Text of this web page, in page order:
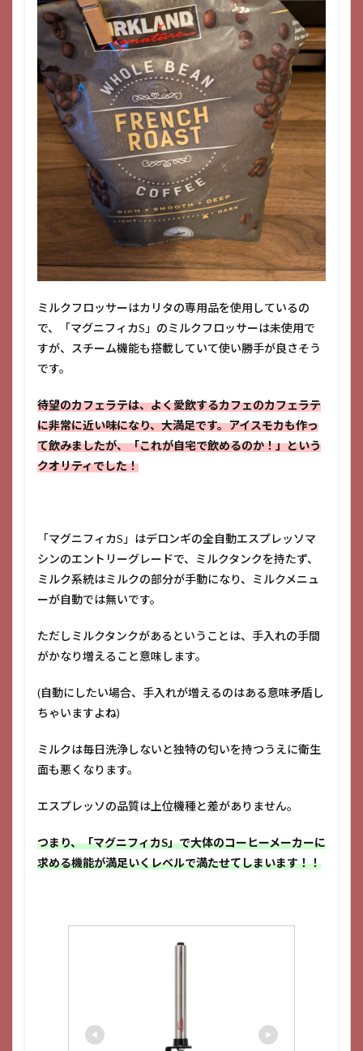
ミルクフロッサーはカリタの専用品を使用しているの
で、「マグニフィカS」のミルクフロッサーは未使用で
すが、スチーム機能も搭載していて使い勝手が良さそう
です。
待望のカフェラテは、よく愛飲するカフェのカフェラテ
に非常に近い味になり、大満足です。アイスモカも作っ
て飲みましたが、「これが自宅で飲めるのか！」という
クオリティでした！
「マグニフィカS」はデロンギの全自動エスプレッソマ
シンのエントリーグレードで、ミルクタンクを持たず、
ミルク系統はミルクの部分が手動になり、ミルクメニュ
ーが自動では無いです。
ただしミルクタンクがあるということは、手入れの手間
がかなり増えること意味します。
(自動にしたい場合、手入れが増えるのはある意味矛盾し
ちゃいますよね)
ミルクは毎日洗浄しないと独特の匂いを持つうえに衛生
面も悪くなります。
エスプレッソの品質は上位機種と差がありません。
つまり、「マグニフィカS」で大体のコーヒーメーカーに
求める機能が満足いくレベルで満たせてしまいます！！